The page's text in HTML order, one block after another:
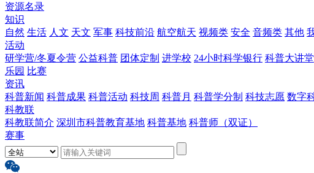
资源名录
知识
自然 生活 人文 天文 军事 科技前沿 航空航天 视频类 安全 音频类 其他
活动
研学营/冬夏令营 公益科普 团体定制 进学校 24小时科学银行 科普大讲堂
乐园 比赛
资讯
科普新闻 科普成果 科普活动 科技周 科普月 科普学分制 科技志愿 数字
科教联
科教联简介 深圳市科普教育基地 科普基地 科普师（双证）
赛事